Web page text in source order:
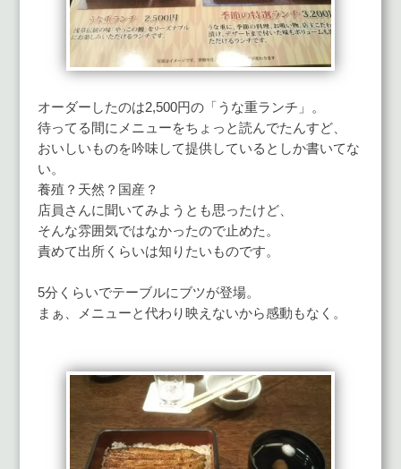
オーダーしたのは2,500円の「うな重ランチ」。
待ってる間にメニューをちょっと読んでたんすど、
おいしいものを吟味して提供しているとしか書いてな
い。
養殖？天然？国産？
店員さんに聞いてみようとも思ったけど、
そんな雰囲気ではなかったので止めた。
責めて出所くらいは知りたいものです。
5分くらいでテーブルにブツが登場。
まぁ、メニューと代わり映えないから感動もなく。